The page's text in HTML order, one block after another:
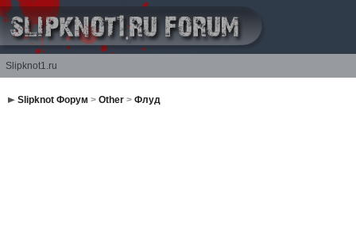
Slipknot1.ru
Slipknot Форум > Other> Флуд